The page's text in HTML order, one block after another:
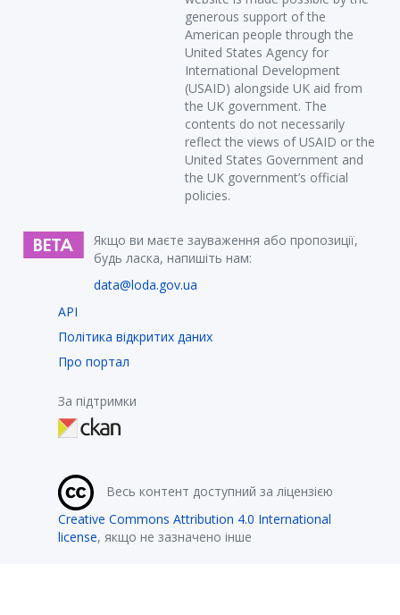
generous support of the
American people through the
United States Agency for
International Development
(USAID) alongside UK aid from
the UK government. The
contents do not necessarily
reflect the views of USAID or the
United States Government and
the UK government’s official
policies.
Якщо ви маєте зауваження або пропозиції,
будь ласка, напишіть нам:
data@loda.gov.ua
API
Політика відкритих даних
Про портал
За підтримки
Весь контент доступний за ліцензією
Creative Commons Attribution 4.0 International
license, якщо не зазначено інше